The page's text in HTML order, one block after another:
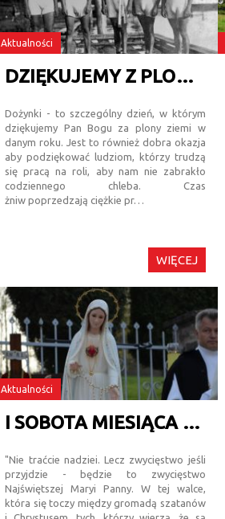
Aktualności
DZIĘKUJEMY Z PLONY ZIEMI 2023 I BIEGNIEMY - ZAPRASZAMY!!!
Dożynki - to szczególny dzień, w którym
dziękujemy Pan Bogu za plony ziemi w
danym roku. Jest to również dobra okazja
aby podziękować ludziom, którzy trudzą
się pracą na roli, aby nam nie zabrakło
codziennego chleba. Czas
żniw poprzedzają ciężkie pr…
WIĘCEJ
Aktualności
I SOBOTA MIESIĄCA - DZIEŃ MATKI - PRZYJDŹ!!!
"Nie traćcie nadziei. Lecz zwycięstwo jeśli
przyjdzie - będzie to zwycięstwo
Najświętszej Maryi Panny. W tej walce,
która się toczy między gromadą szatanów